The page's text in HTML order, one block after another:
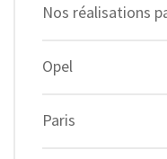
Nos réalisations
Opel
Paris